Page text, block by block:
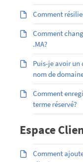
Comment
Comment
.MA?
Puis-je avoir un
nom de
Comment
terme réservé?
Espace
Comment